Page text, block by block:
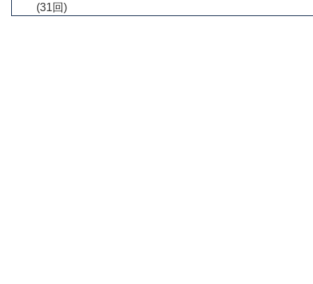
(31回)